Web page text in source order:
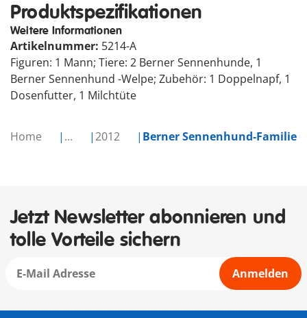
Home ... 2012 Berner Sennenhund-Familie
Produktspezifikationen
Weitere Informationen
Artikelnummer: 5214-A
Figuren: 1 Mann; Tiere: 2 Berner Sennenhunde, 1
Berner Sennenhund -Welpe; Zubehör: 1 Doppelnapf, 1
Dosenfutter, 1 Milchtüte
Jetzt Newsletter abonnieren und
tolle Vorteile sichern
Anmelden